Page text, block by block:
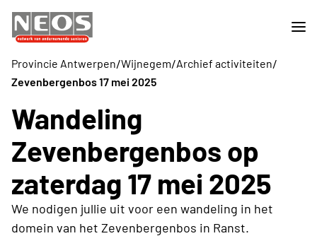
Provincie Antwerpen/Wijnegem/Archief activiteiten/
Zevenbergenbos 17 mei 2025
Wandeling
Zevenbergenbos op
zaterdag 17 mei 2025
We nodigen jullie uit voor een wandeling in het
domein van het Zevenbergenbos in Ranst.